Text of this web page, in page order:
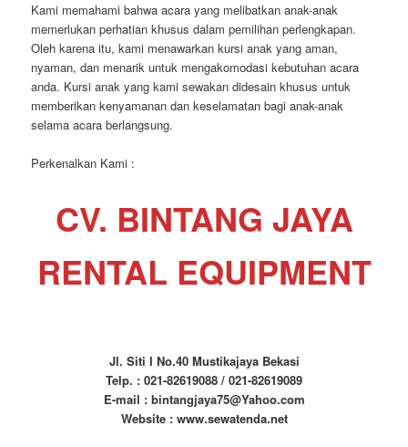
Kami memahami bahwa acara yang melibatkan anak-anak
memerlukan perhatian khusus dalam pemilihan perlengkapan.
Oleh karena itu, kami menawarkan kursi anak yang aman,
nyaman, dan menarik untuk mengakomodasi kebutuhan acara
anda. Kursi anak yang kami sewakan didesain khusus untuk
memberikan kenyamanan dan keselamatan bagi anak-anak
selama acara berlangsung.
Perkenalkan Kami :
CV. BINTANG JAYA
RENTAL EQUIPMENT
Jl. Siti I No.40 Mustikajaya Bekasi
Telp. : 021-82619088 / 021-82619089
E-mail : bintangjaya75@Yahoo.com
Website : www.sewatenda.net